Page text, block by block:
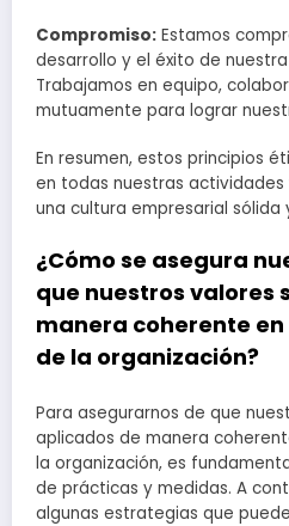
Compromiso: Estamos
desarrollo y el éxito de
Trabajamos en equipo,
mutuamente para lograr
En resumen, estos principios
en todas nuestras
una cultura empresarial sólida
¿Cómo se asegura
que nuestros valores
manera coherente
de la organización?
Para asegurarnos de que
aplicados de manera
la organización, es
de prácticas y medidas. A
algunas estrategias que